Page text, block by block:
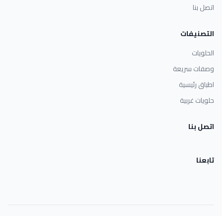
اتصل بنا
التصنيفات
الحلويات
وصفات سريعة
اطباق رئيسية
حلويات غربية
اتصل بنا
تابعنا